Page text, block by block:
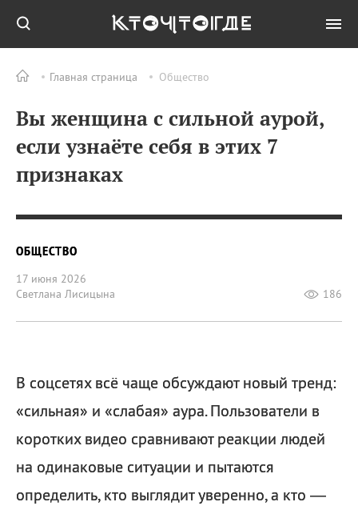
Главная страница Общество
Вы женщина с сильной аурой,
если узнаёте себя в этих 7
признаках
ОБЩЕСТВО
17 июня 2026
Светлана Лисицына
186
В соцсетях всё чаще обсуждают новый тренд:
«сильная» и «слабая» аура. Пользователи в
коротких видео сравнивают реакции людей
на одинаковые ситуации и пытаются
определить, кто выглядит уверенно, а кто —